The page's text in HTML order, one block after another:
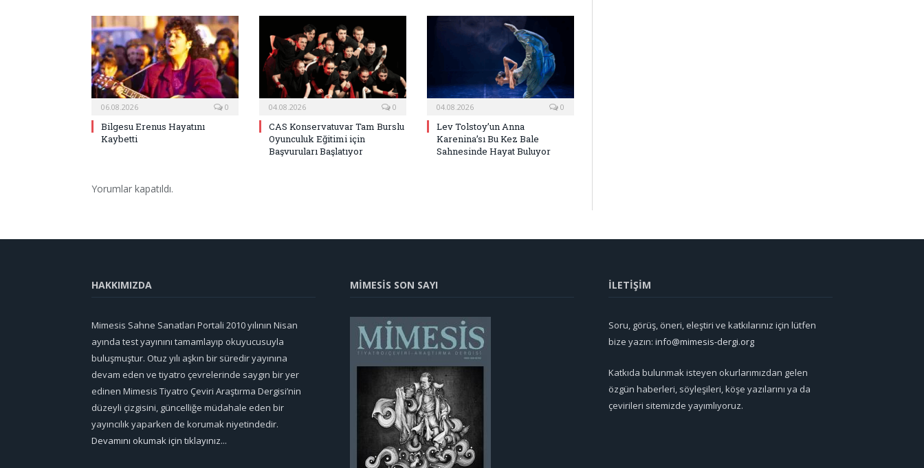
06.08.2026 0
Bilgesu Erenus Hayatını
Kaybetti
04.08.2026 0
CAS Konservatuvar Tam Burslu
Oyunculuk Eğitimi için
Başvuruları Başlatıyor
04.08.2026 0
Lev Tolstoy’un Anna
Karenina’sı Bu Kez Bale
Sahnesinde Hayat Buluyor
Yorumlar kapatıldı.
HAKKIMIZDA
Mimesis Sahne Sanatları Portali 2010 yılının Nisan
ayında test yayınını tamamlayıp okuyucusuyla
buluşmuştur. Otuz yılı aşkın bir süredir yayınına
devam eden ve tiyatro çevrelerinde saygın bir yer
edinen Mimesis Tiyatro Çeviri Araştırma Dergisi’nin
düzeyli çizgisini, güncelliğe müdahale eden bir
yayıncılık yaparken de korumak niyetindedir.
Devamını okumak için tıklayınız...
MİMESİS SON SAYI İLETİŞİM
Soru, görüş, öneri, eleştiri ve katkılarınız için lütfen
bize yazın: info@mimesis-dergi.org
Katkıda bulunmak isteyen okurlarımızdan gelen
özgün haberleri, söyleşileri, köşe yazılarını ya da
çevirileri sitemizde yayımlıyoruz.